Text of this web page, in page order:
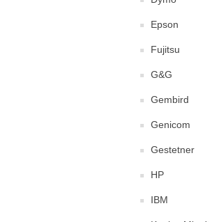
Epson
Fujitsu
G&G
Gembird
Genicom
Gestetner
HP
IBM